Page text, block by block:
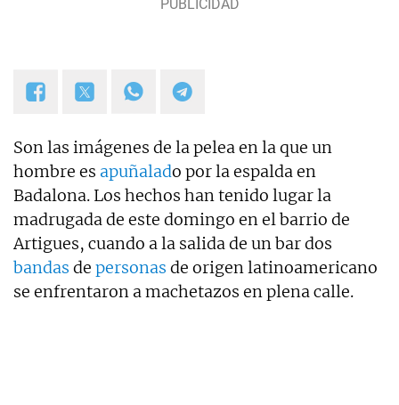
hasta el año 2019 y desde entonces colaboro con
libros "Los reyes latinos", "Red de mentiras" y "Tras
el muro".
Son las imágenes de la pelea en la que un
hombre es apuñalado por la espalda en
Badalona. Los hechos han tenido lugar la
madrugada de este domingo en el barrio de
Artigues, cuando a la salida de un bar dos
bandas de personas de origen latinoamericano
se enfrentaron a machetazos en plena calle.